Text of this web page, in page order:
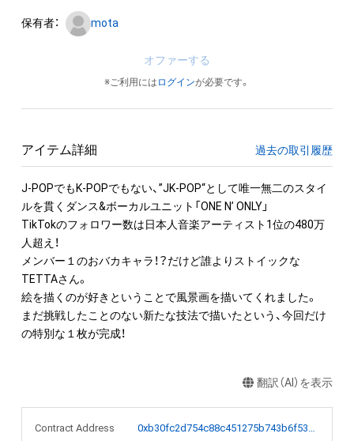
保有者： mota
オファーする
※ご利用には ログインが必要です。
アイテム詳細 過去の取引履歴
J-POPでもK-POPでもない、”JK-POP“として唯一無二のスタイ
ルを貫くダンス&ボーカルユニット「ONE N’ ONLY」
TikTokのフォロワー数は日本人音楽アーティスト1位の480万
人超え！
メンバー１のおバカキャラ！？だけど誰よりストイックな
TETTAさん。
絵を描くのが好きということで風景画を描いてくれました。
まだ挑戦したことのない新たな技法で描いたという、今回だけ
の特別な１枚が完成！
翻訳（AI）を表示
Contract Address
0xb30fc2d754c88c451275b743b6f530f19f643683